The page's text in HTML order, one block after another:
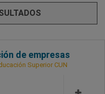
de empresas
Superior CUN